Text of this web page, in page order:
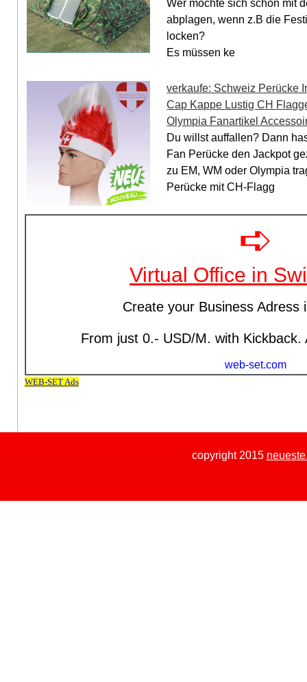
Wer möchte sich schon mit
abplagen, wenn z.B die
locken?
Es müssen ke
verkaufe: Schweiz Perücke
Cap Kappe Lustig CH
Olympia Fanartikel
Du willst auffallen? Dann
Fan Perücke den Jackpot
zu EM, WM oder Olympia
Perücke mit CH-Flagg
copyright 2015